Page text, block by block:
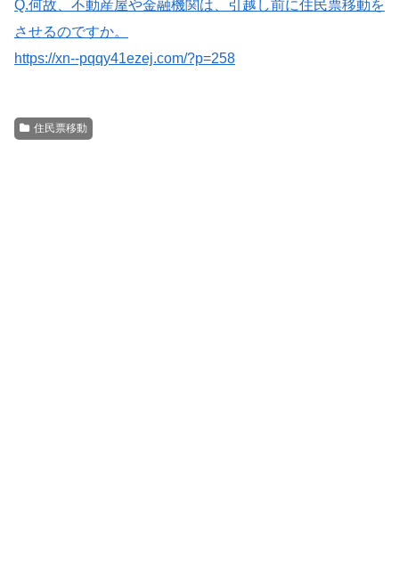
Q.何故、不動産屋や金融機関は、引越し前に住民票移動を
させるのですか。
https://xn--pqqy41ezej.com/?p=258
住民票移動